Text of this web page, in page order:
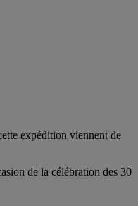
expédition viennent de
de la célébration des 30